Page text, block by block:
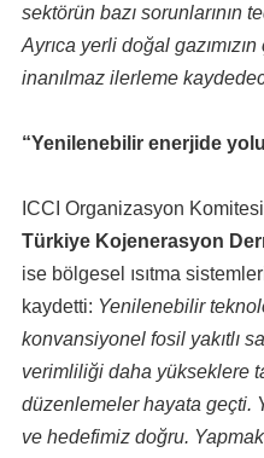
sektörün bazı sorunlarının
Ayrıca yerli doğal
inanılmaz ilerleme
“Yenilenebilir enerjide
ICCI Organizasyon Komitesi
Türkiye Kojenerasyon
ise bölgesel ısıtma
kaydetti: Yenilenebilir
konvansiyonel fosil yakıtlı
verimliliği daha yükseklere
düzenlemeler hayata geçti.
ve hedefimiz doğru.